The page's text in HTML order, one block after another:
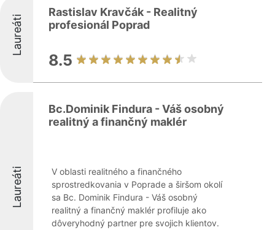
Laureáti
Rastislav Kravčák - Realitný
profesionál Poprad
8.5
Laureáti
Bc.Dominik Findura - Váš osobný
realitný a finančný maklér
V oblasti realitného a finančného
sprostredkovania v Poprade a širšom okolí
sa Bc. Dominik Findura - Váš osobný
realitný a finančný maklér profiluje ako
dôveryhodný partner pre svojich klientov.